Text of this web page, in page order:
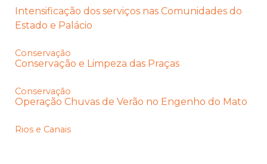
Intensificação dos serviços nas Comunidades do
Estado e Palácio
Conservação
Conservação e Limpeza das Praças
Conservação
Operação Chuvas de Verão no Engenho do Mato
Rios e Canais